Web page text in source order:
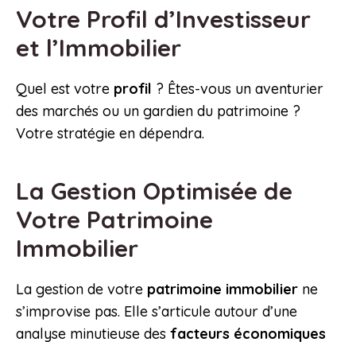
Votre Profil d’Investisseur
et l’Immobilier
Quel est votre profil ? Êtes-vous un aventurier
des marchés ou un gardien du patrimoine ?
Votre stratégie en dépendra.
La Gestion Optimisée de
Votre Patrimoine
Immobilier
La gestion de votre patrimoine immobilier ne
s’improvise pas. Elle s’articule autour d’une
analyse minutieuse des facteurs économiques